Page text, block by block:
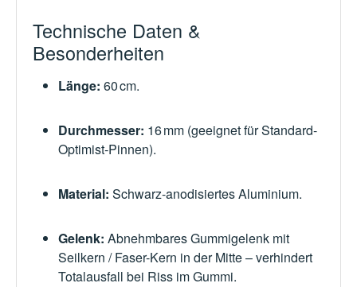
Technische Daten &
Besonderheiten
Länge: 60 cm.
Durchmesser: 16 mm (geeignet für Standard-
Optimist‑Pinnen).
Material: Schwarz-anodisiertes Aluminium.
Gelenk: Abnehmbares Gummigelenk mit
Seilkern / Faser-Kern in der Mitte – verhindert
Totalausfall bei Riss im Gummi.